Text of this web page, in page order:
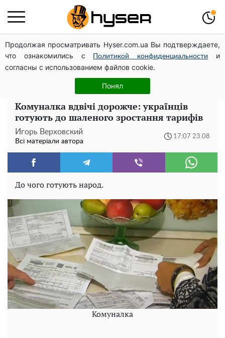
Продолжая просматривать Hyser.com.ua Вы подтверждаете,
что ознакомились с
Политикой конфиденциальности
и
согласны с использованием файлов cookie.
Понял
Олена Тополя злив відео – це далеко не все: фронтмен
"Антитіла" Тарас Тополя став наступним
Повністю гола Анна Трінчер блиснула "принадами":
таких розмірів ви ще не бачили
Комуналка вдвічі дорожче: українців
готують до шаленого зростання тарифів
Игорь Верховский
Всі матеріали автора
17:07 23.08
До чого готують народ.
Комуналка